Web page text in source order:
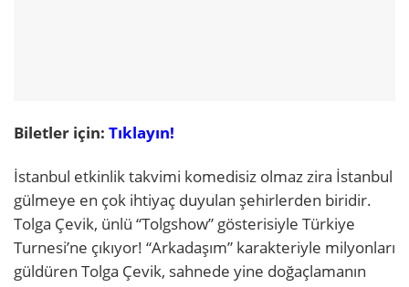
Biletler için: Tıklayın!
İstanbul etkinlik takvimi komedisiz olmaz zira İstanbul
gülmeye en çok ihtiyaç duyulan şehirlerden biridir.
Tolga Çevik, ünlü “Tolgshow” gösterisiyle Türkiye
Turnesi’ne çıkıyor! “Arkadaşım” karakteriyle milyonları
güldüren Tolga Çevik, sahnede yine doğaçlamanın